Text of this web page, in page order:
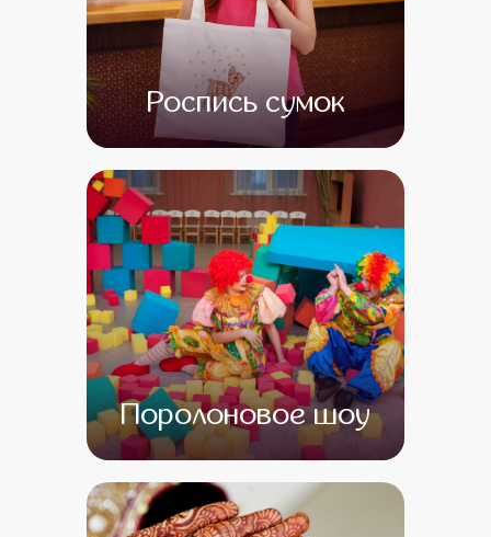
Роспись сумок
от 13 000 от 1
Поролоновое шоу
от 0 от 0